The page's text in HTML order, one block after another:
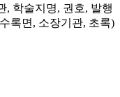
, 학술지명, 권호, 발행
록면, 소장기관, 초록)